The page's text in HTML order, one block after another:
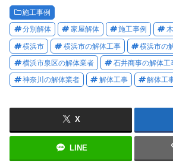
施工事例
分別解体 家屋解体 施工事例
横浜市 横浜市の解体工事 横浜市の
横浜市泉区の解体業者 石井商事の解体工
神奈川の解体業者 解体工事 解体工
X
LINE